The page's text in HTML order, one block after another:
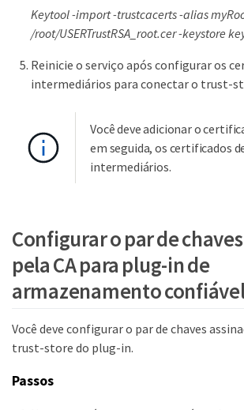
Keytool -import -trustcacerts -alias
/root/USERTrustRSA_root.cer -keystore
Reinicie o serviço após configurar os
intermediários para conectar o trust-
Você deve adicionar o
em seguida, os certificados
intermediários.
Configurar o par de
pela CA para plug-in de
armazenamento
Você deve configurar o par de chaves
trust-store do plug-in.
Passos